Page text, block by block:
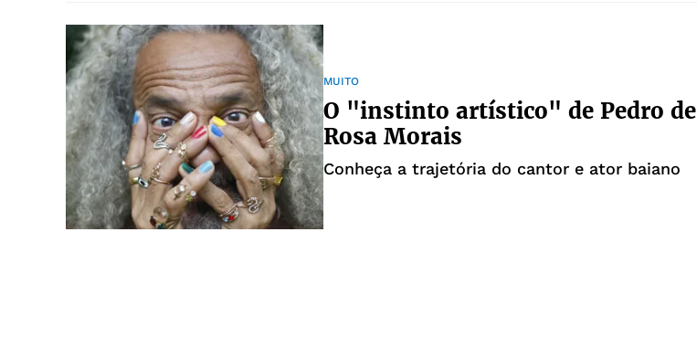
MUITO
O "instinto artístico" de Pedro de
Rosa Morais
Conheça a trajetória do cantor e ator baiano